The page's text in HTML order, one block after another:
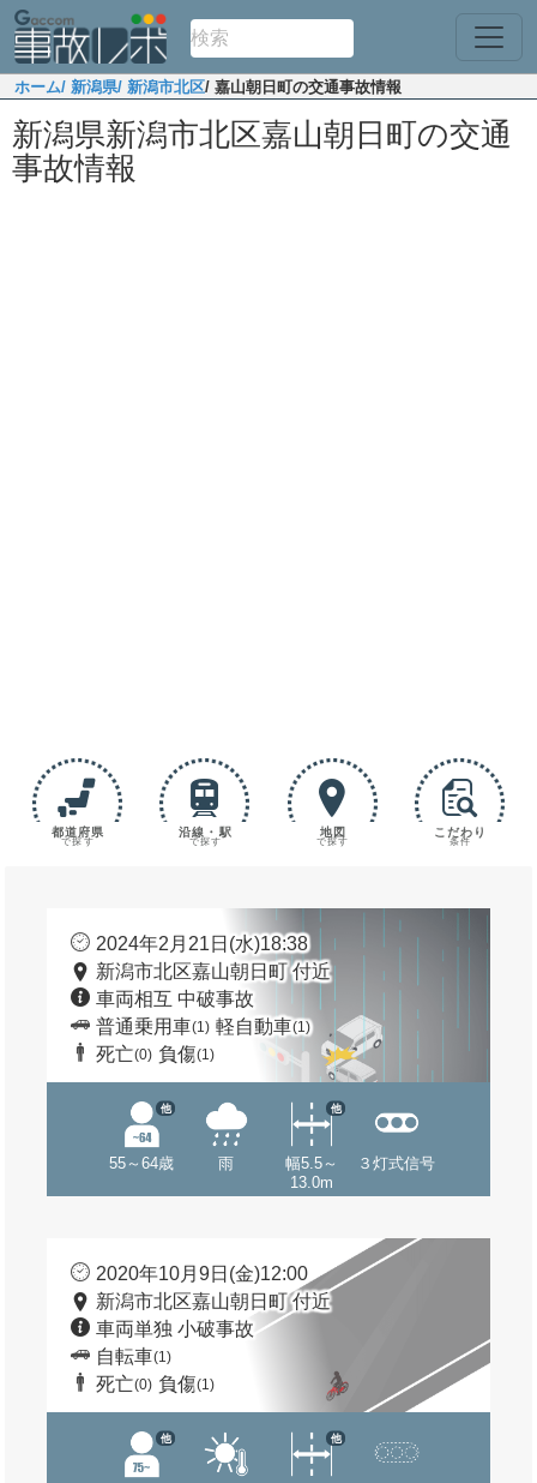
ホーム/ 新潟県/ 新潟市北区/ 嘉山朝日町の交通事故情報
新潟県新潟市北区嘉山朝日町の交通
事故情報
都道府県
で探す
沿線・駅
で探す
地図
で探す
こだわり
条件
2024年2月21日(水)18:38
新潟市北区嘉山朝日町 付近
車両相互 中破事故
普通乗用車(1) 軽自動車(1)
死亡(0) 負傷(1)
55～64歳
他
雨
幅5.5～
13.0m
他
３灯式信号
2020年10月9日(金)12:00
新潟市北区嘉山朝日町 付近
車両単独 小破事故
自転車(1)
死亡(0) 負傷(1)
他 他